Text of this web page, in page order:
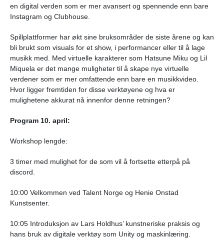
en digital verden som er mer avansert og spennende enn bare
Instagram og Clubhouse.
Spillplattformer har økt sine bruksområder de siste årene og kan
bli brukt som visuals for et show, i performancer eller til å lage
musikk med. Med virtuelle karakterer som Hatsune Miku og Lil
Miquela er det mange muligheter til å skape nye virtuelle
verdener som er mer omfattende enn bare en musikkvideo.
Hvor ligger fremtiden for disse verktøyene og hva er
mulighetene akkurat nå innenfor denne retningen?
Program 10. april:
Workshop lengde:
3 timer med mulighet for de som vil å fortsette etterpå på
discord.
10:00 Velkommen ved Talent Norge og Henie Onstad
Kunstsenter.
10:05 Introduksjon av Lars Holdhus’ kunstneriske praksis og
hans bruk av digitale verktøy som Unity og maskinlæring.